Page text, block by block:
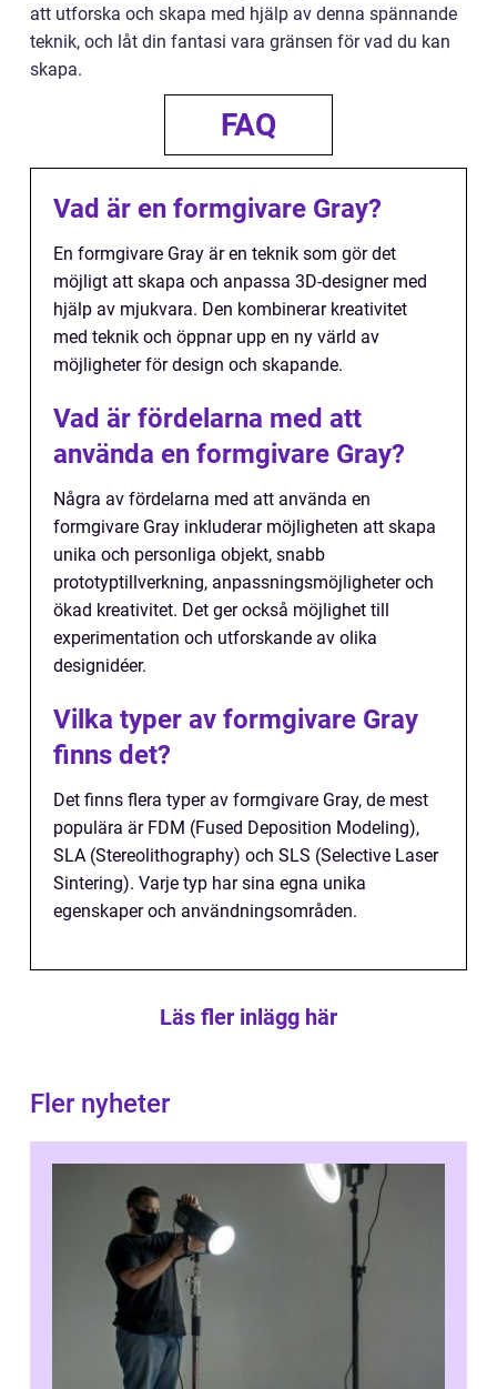
att utforska och skapa med hjälp av denna spännande
teknik, och låt din fantasi vara gränsen för vad du kan
skapa.
FAQ
Vad är en formgivare Gray?
En formgivare Gray är en teknik som gör det
möjligt att skapa och anpassa 3D-designer med
hjälp av mjukvara. Den kombinerar kreativitet
med teknik och öppnar upp en ny värld av
möjligheter för design och skapande.
Vad är fördelarna med att
använda en formgivare Gray?
Några av fördelarna med att använda en
formgivare Gray inkluderar möjligheten att skapa
unika och personliga objekt, snabb
prototyptillverkning, anpassningsmöjligheter och
ökad kreativitet. Det ger också möjlighet till
experimentation och utforskande av olika
designidéer.
Vilka typer av formgivare Gray
finns det?
Det finns flera typer av formgivare Gray, de mest
populära är FDM (Fused Deposition Modeling),
SLA (Stereolithography) och SLS (Selective Laser
Sintering). Varje typ har sina egna unika
egenskaper och användningsområden.
Läs fler inlägg här
Fler nyheter